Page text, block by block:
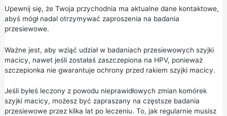
Upewnij się, że Twoja przychodnia ma aktualne dane kontaktowe,
abyś mógł nadal otrzymywać zaproszenia na badania
przesiewowe.
Ważne jest, aby wziąć udział w badaniach przesiewowych szyjki
macicy, nawet jeśli zostałaś zaszczepiona na HPV, ponieważ
szczepionka nie gwarantuje ochrony przed rakiem szyjki macicy.
Jeśli byłeś leczony z powodu nieprawidłowych zmian komórek
szyjki macicy, możesz być zapraszany na częstsze badania
przesiewowe przez kilka lat po leczeniu. To, jak regularnie musisz